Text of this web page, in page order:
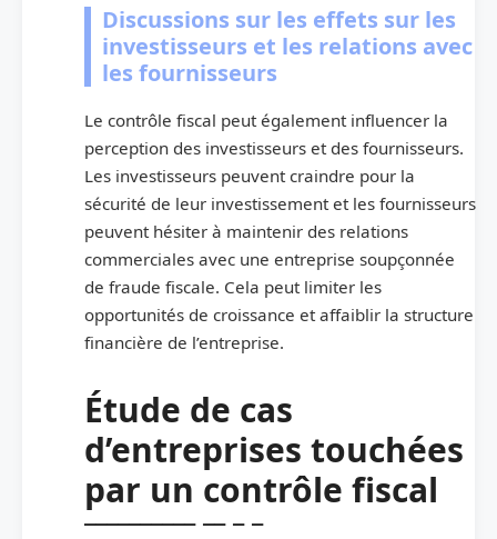
Discussions sur les effets sur les
investisseurs et les relations avec
les fournisseurs
Le contrôle fiscal peut également influencer la
perception des investisseurs et des fournisseurs.
Les investisseurs peuvent craindre pour la
sécurité de leur investissement et les fournisseurs
peuvent hésiter à maintenir des relations
commerciales avec une entreprise soupçonnée
de fraude fiscale. Cela peut limiter les
opportunités de croissance et affaiblir la structure
financière de l’entreprise.
Étude de cas
d’entreprises touchées
par un contrôle fiscal